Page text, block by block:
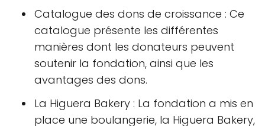
Catalogue des dons de croissance : Ce
catalogue présente les différentes
manières dont les donateurs peuvent
soutenir la fondation, ainsi que les
avantages des dons.
La Higuera Bakery : La fondation a mis en
place une boulangerie, la Higuera Bakery,